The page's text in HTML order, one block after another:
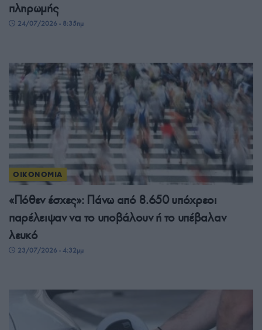
πληρωμής
24/07/2026 - 8:35πμ
ΟΙΚΟΝΟΜΙΑ
«Πόθεν έσχες»: Πάνω από 8.650 υπόχρεοι
παρέλειψαν να το υποβάλουν ή το υπέβαλαν
λευκό
23/07/2026 - 4:32μμ